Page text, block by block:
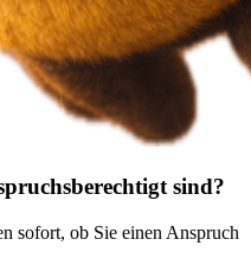
sind?
sofort, ob Sie einen Anspruch